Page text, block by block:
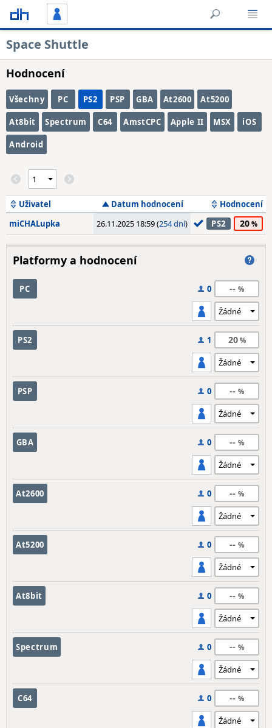
Space Shuttle
Hodnocení
Všechny PC PS2 PSP GBA At2600 At5200
At8bit Spectrum C64 AmstCPC Apple II MSX iOS
Android
Uživatel Datum hodnocení
Hodnocení
miCHALupka
26.11.2025 18:59 (254 dní) PS2 20
Platformy a hodnocení
PC 0 --
PS2 1 20
PSP 0 --
GBA 0 --
At2600 0 --
At5200 0 --
At8bit 0 --
Spectrum 0 --
C64 0 --